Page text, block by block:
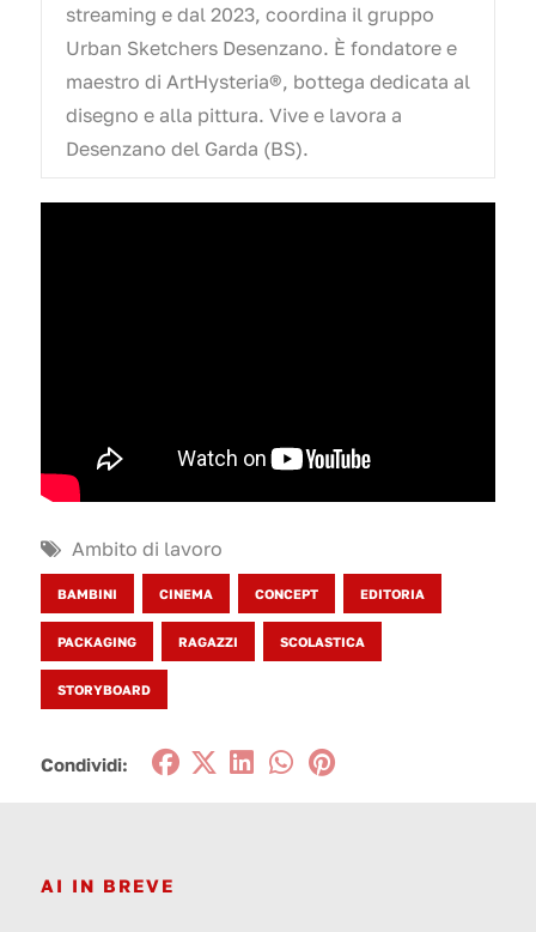
streaming e dal 2023, coordina il gruppo
Urban Sketchers Desenzano. È fondatore e
maestro di ArtHysteria®, bottega dedicata al
disegno e alla pittura. Vive e lavora a
Desenzano del Garda (BS).
Ambito di lavoro
BAMBINI CINEMA CONCEPT EDITORIA
PACKAGING RAGAZZI SCOLASTICA
STORYBOARD
Condividi:
AI IN BREVE